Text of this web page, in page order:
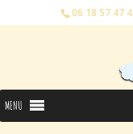
06 18 57 47
MENU